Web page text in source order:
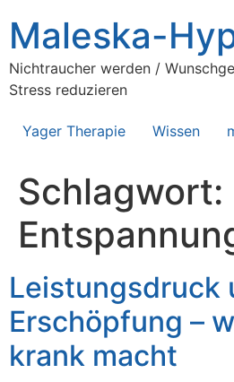
Inhalt
springen
Maleska-
Nichtraucher werden /
Stress reduzieren
Yager Therapie Wissen
Schlagwort:
Leistungsdruck
Erschöpfung –
krank macht